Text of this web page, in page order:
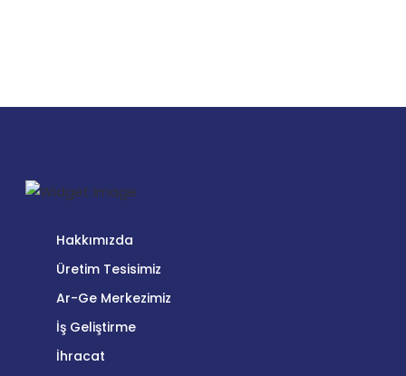
Hakkımızda
Üretim Tesisimiz
Ar-Ge Merkezimiz
İş Geliştirme
İhracat